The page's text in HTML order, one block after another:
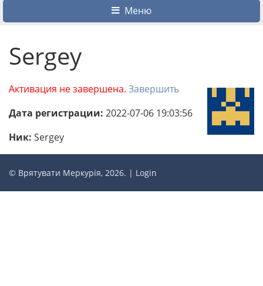
Меню
Sergey
Активация не завершена. Завершить
Дата регистрации: 2022-07-06 19:03:56
Ник: Sergey
© Врятувати Меркурія, 2026. | Login